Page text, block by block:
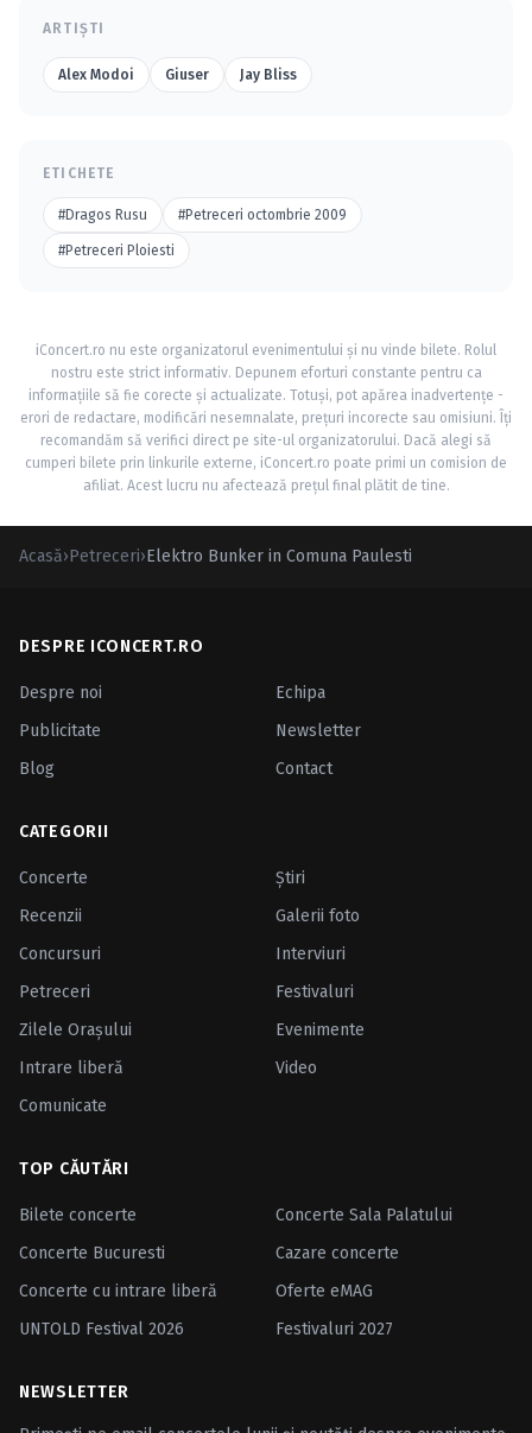
ARTIȘTI
Alex Modoi Giuser Jay Bliss
ETICHETE
#Dragos Rusu #Petreceri octombrie 2009
#Petreceri Ploiesti
iConcert.ro nu este organizatorul evenimentului și nu vinde bilete. Rolul
nostru este strict informativ. Depunem eforturi constante pentru ca
informațiile să fie corecte și actualizate. Totuși, pot apărea inadvertențe -
erori de redactare, modificări nesemnalate, prețuri incorecte sau omisiuni. Îți
recomandăm să verifici direct pe site-ul organizatorului. Dacă alegi să
cumperi bilete prin linkurile externe, iConcert.ro poate primi un comision de
afiliat. Acest lucru nu afectează prețul final plătit de tine.
Acasă›Petreceri›Elektro Bunker in Comuna Paulesti
DESPRE ICONCERT.RO
Despre noi
Echipa
Publicitate
Newsletter
Blog
Contact
CATEGORII
Concerte
Ştiri
Recenzii
Galerii foto
Concursuri
Interviuri
Petreceri
Festivaluri
Zilele Oraşului
Evenimente
Intrare liberă
Video
Comunicate
TOP CĂUTĂRI
Bilete concerte
Concerte Sala Palatului
Concerte Bucuresti
Cazare concerte
Concerte cu intrare liberă
Oferte eMAG
UNTOLD Festival 2026
Festivaluri 2027
NEWSLETTER